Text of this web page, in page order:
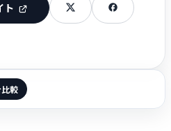
ト
較